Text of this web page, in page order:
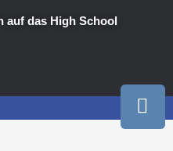
auf das High School
I
n
s